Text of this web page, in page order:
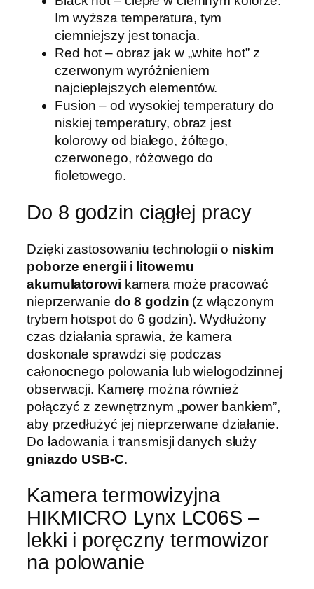
Im wyższa temperatura, tym
ciemniejszy jest tonacja.
Red hot – obraz jak w „white hot” z
czerwonym wyróżnieniem
najcieplejszych elementów.
Fusion – od wysokiej temperatury do
niskiej temperatury, obraz jest
kolorowy od białego, żółtego,
czerwonego, różowego do
fioletowego.
Do 8 godzin ciągłej pracy
Dzięki zastosowaniu technologii o niskim
poborze energii i litowemu
akumulatorowi kamera może pracować
nieprzerwanie do 8 godzin (z włączonym
trybem hotspot do 6 godzin). Wydłużony
czas działania sprawia, że kamera
doskonale sprawdzi się podczas
całonocnego polowania lub wielogodzinnej
obserwacji. Kamerę można również
połączyć z zewnętrznym „power bankiem”,
aby przedłużyć jej nieprzerwane działanie.
Do ładowania i transmisji danych służy
gniazdo USB-C.
Kamera termowizyjna
HIKMICRO Lynx LC06S –
lekki i poręczny termowizor
na polowanie